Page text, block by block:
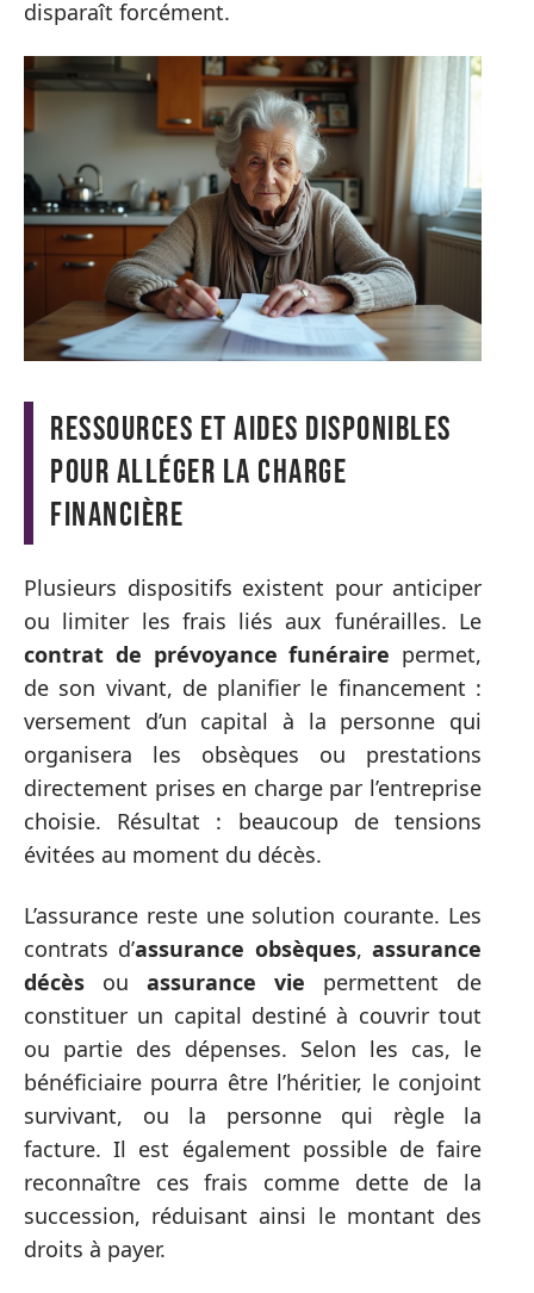
disparaît forcément.
Ressources et aides disponibles
pour alléger la charge
financière
Plusieurs dispositifs existent pour anticiper
ou limiter les frais liés aux funérailles. Le
contrat de prévoyance funéraire permet,
de son vivant, de planifier le financement :
versement d’un capital à la personne qui
organisera les obsèques ou prestations
directement prises en charge par l’entreprise
choisie. Résultat : beaucoup de tensions
évitées au moment du décès.
L’assurance reste une solution courante. Les
contrats d’assurance obsèques,assurance
décès ou assurance vie permettent de
constituer un capital destiné à couvrir tout
ou partie des dépenses. Selon les cas, le
bénéficiaire pourra être l’héritier, le conjoint
survivant, ou la personne qui règle la
facture. Il est également possible de faire
reconnaître ces frais comme dette de la
succession, réduisant ainsi le montant des
droits à payer.